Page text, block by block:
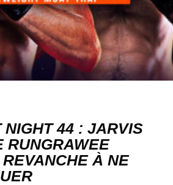
NIGHT 44 : JARVIS
RUNGRAWEE
À NE